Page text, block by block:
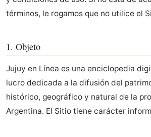
términos, le rogamos que no utilice el
1. Objeto
Jujuy en Línea es una enciclopedia
lucro dedicada a la difusión del
histórico, geográfico y natural de la
Argentina. El Sitio tiene carácter